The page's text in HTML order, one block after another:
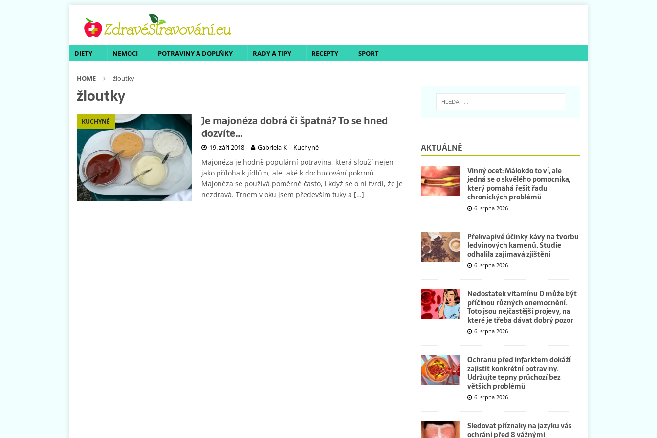
DIETY NEMOCI POTRAVINY A DOPLŇKY RADY A TIPY RECEPTY SPORT
HOME žloutky
žloutky
KUCHYNĚ
Je majonéza dobrá či špatná? To se hned
dozvíte…
19. září 2018 Gabriela K Kuchyně
Majonéza je hodně populární potravina, která slouží nejen
jako příloha k jídlům, ale také k dochucování pokrmů.
Majonéza se používá poměrně často, i když se o ní tvrdí, že je
nezdravá. Trnem v oku jsem především tuky a […]
AKTUÁLNĚ
Vinný ocet: Málokdo to ví, ale
jedná se o skvělého pomocníka,
který pomáhá řešit řadu
chronických problémů
6. srpna 2026
Překvapivé účinky kávy na tvorbu
ledvinových kamenů. Studie
odhalila zajímavá zjištění
6. srpna 2026
Nedostatek vitamínu D může být
příčinou různých onemocnění.
Toto jsou nejčastější projevy, na
které je třeba dávat dobrý pozor
6. srpna 2026
Ochranu před infarktem dokáží
zajistit konkrétní potraviny.
Udržujte tepny průchozí bez
větších problémů
6. srpna 2026
Sledovat příznaky na jazyku vás
ochrání před 8 vážnými